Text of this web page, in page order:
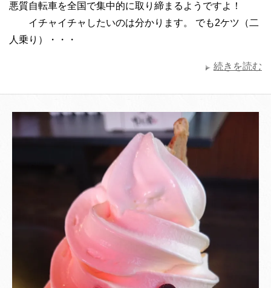
悪質自転車を全国で集中的に取り締まるようですよ！
イチャイチャしたいのは分かります。 でも2ケツ（二
人乗り）・・・
続きを読む